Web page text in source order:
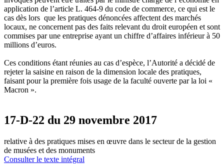
application de l’article L. 464-9 du code de commerce, ce qui est le
cas dès lors que les pratiques dénoncées affectent des marchés
locaux, ne concernent pas des faits relevant du droit européen et sont
commises par une entreprise ayant un chiffre d’affaires inférieur à 50
millions d’euros.
Ces conditions étant réunies au cas d’espèce, l’Autorité a décidé de
rejeter la saisine en raison de la dimension locale des pratiques,
faisant pour la première fois usage de la faculté ouverte par la loi «
Macron ».
17-D-22 du 29 novembre 2017
relative à des pratiques mises en œuvre dans le secteur de la gestion
de musées et des monuments
Consulter le texte intégral